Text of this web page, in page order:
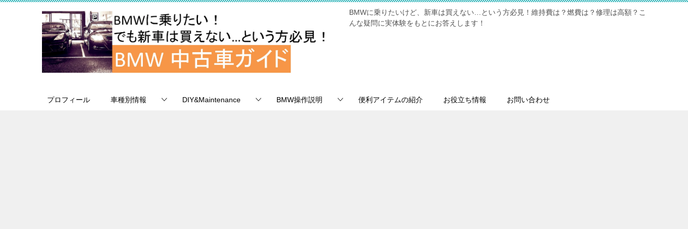
BMWに乗りたいけど、新車は買えない…という方必見！維持費は？燃費は？修理は高額？こ
んな疑問に実体験をもとにお答えします！
プロフィール 車種別情報 DIY&Maintenance BMW操作説明 便利アイテムの紹介 お役立ち情報 お問い合わせ